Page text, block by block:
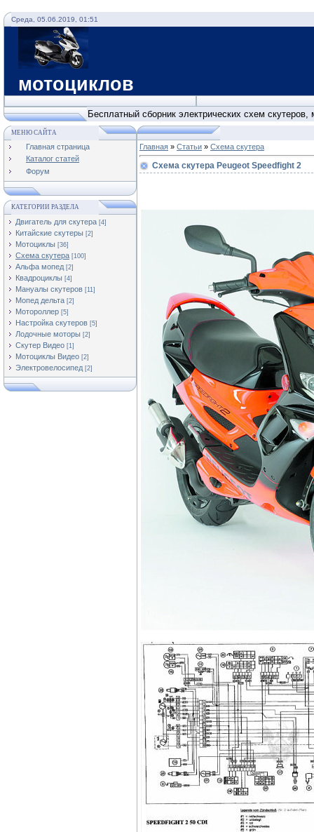
Среда, 05.06.2019, 01:51
мотоциклов
Бесплатный сборник электрических схем
МЕНЮ САЙТА
Главная страница
Каталог статей
Форум
КАТЕГОРИИ РАЗДЕЛА
Двигатель для скутера [4]
Китайские скутеры [2]
Мотоциклы [36]
Cхема скутера [100]
Альфа мопед [2]
Квадроциклы [4]
Мануалы скутеров [11]
Мопед дельта [2]
Мотороллер [5]
Настройка скутеров [5]
Лодочные моторы [2]
Скутер Видео [1]
Мотоциклы Видео [2]
Электровелосипед [2]
Главная » Статьи » Cхема скутера
Схема скутера Peugeot Speedfight 2